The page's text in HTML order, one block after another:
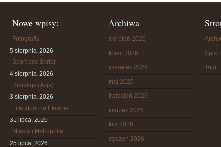
Nowe wpisy:
Fotografia
5 sierpnia, 2026
Sport bez Barier
4 sierpnia, 2026
Himalaje (Azja)
3 sierpnia, 2026
Literatura na Ekranie
31 lipca, 2026
Miasta i Metropolie
25 lipca, 2026
Archiwa
sierpień 2026
lipiec 2026
czerwiec 2026
maj 2026
kwiecień 2026
marzec 2026
luty 2026
styczeń 2026
Spis
Tagi